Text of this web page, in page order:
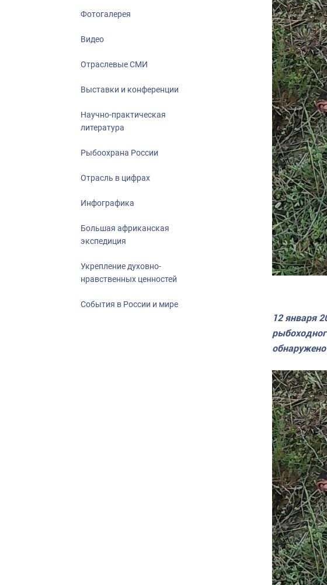
Большая африканская
Укрепление духовно-
События в России и мире
Фотогалерея
Видео
Отраслевые СМИ
Выставки и конференции
Научно-практическая
литература
Рыбоохрана России
Отрасль в цифрах
Инфографика
Большая африканская
экспедиция
Укрепление духовно-
нравственных ценностей
События в России и мире
12 января